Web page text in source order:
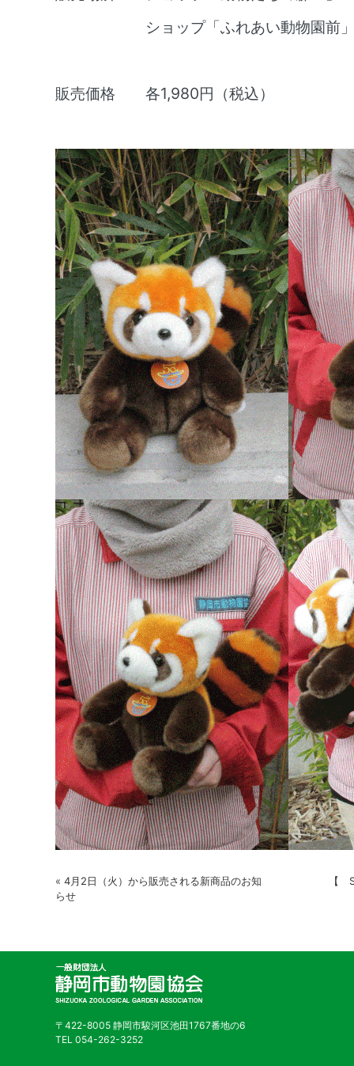
ショップ「ふれあい動物園前
販売価格 各1,980円（税込）
« 4月2日（火）から販売される新商品のお知
らせ
【
〒422-8005 静岡市駿河区池田1767番地の6
TEL 054-262-3252